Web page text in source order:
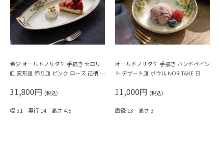
希少 オールドノリタケ 手描き セロリ
皿 変形皿 飾り皿 ピンク ローズ 花柄 N
31,800円 (税込)
幅 31 奥行 14 高さ 4.5
オールドノリタケ 手描き ハンドペイン
ト デザート皿 ボウル NORITAKE 日本
の花）B
11,000円 (税込)
直径 13 高さ 3